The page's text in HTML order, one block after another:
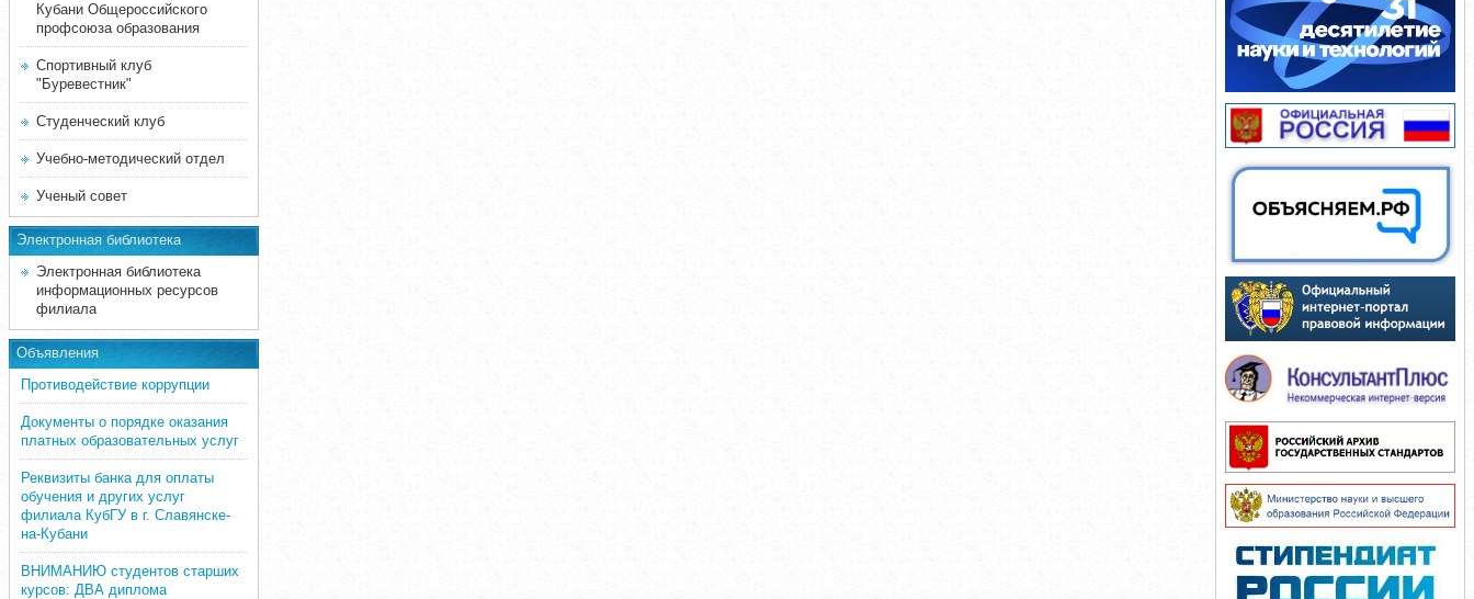
Кубани Общероссийского
профсоюза образования
Спортивный клуб
"Буревестник"
Студенческий клуб
Учебно-методический отдел
Ученый совет
Электронная библиотека
Электронная библиотека
информационных ресурсов
филиала
Объявления
Противодействие коррупции
Документы о порядке оказания
платных образовательных услуг
Реквизиты банка для оплаты
обучения и других услуг
филиала КубГУ в г. Славянске-
на-Кубани
ВНИМАНИЮ студентов старших
курсов: ДВА диплома